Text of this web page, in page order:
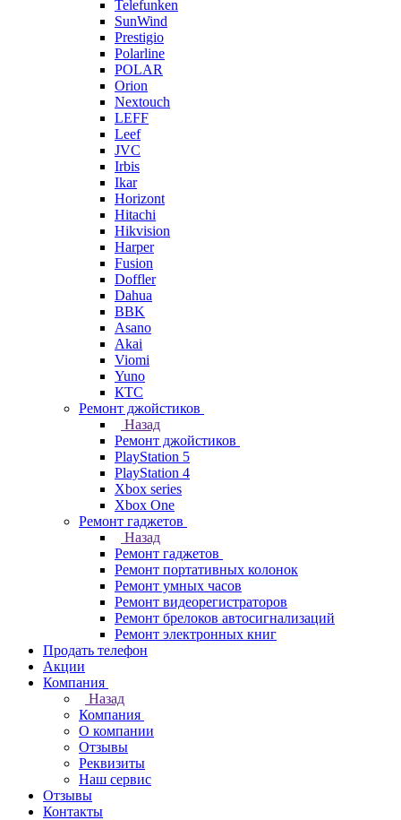
Telefunken
SunWind
Prestigio
Polarline
POLAR
Orion
Nextouch
LEFF
Leef
JVC
Irbis
Ikar
Horizont
Hitachi
Hikvision
Harper
Fusion
Doffler
Dahua
BBK
Asano
Akai
Viomi
Yuno
КТС
Ремонт джойстиков
Назад
Ремонт джойстиков
PlayStation 5
PlayStation 4
Xbox series
Xbox One
Ремонт гаджетов
Назад
Ремонт гаджетов
Ремонт портативных колонок
Ремонт умных часов
Ремонт видеорегистраторов
Ремонт брелоков автосигнализаций
Ремонт электронных книг
Продать телефон
Акции
Компания
Назад
Компания
О компании
Отзывы
Реквизиты
Наш сервис
Отзывы
Контакты